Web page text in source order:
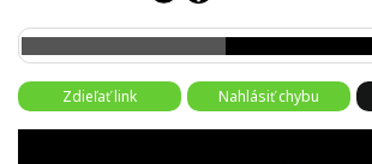
Zdieľať link Nahlásiť chybu